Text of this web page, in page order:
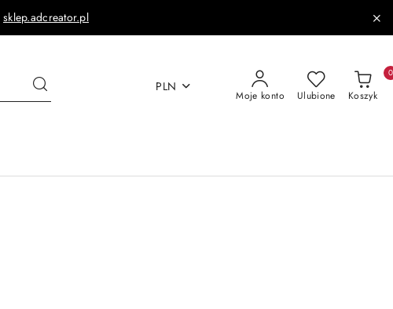
sklep.adcreator.pl
PLN
Moje konto Ulubione Koszyk
0